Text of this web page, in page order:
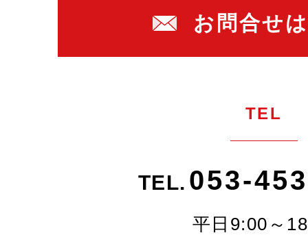
お問合せ
TEL
TEL. 053-
平日9:00～